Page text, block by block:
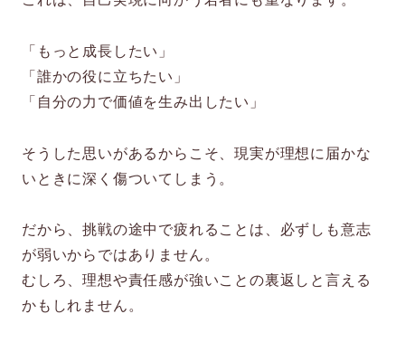
「もっと成長したい」
「誰かの役に立ちたい」
「自分の力で価値を生み出したい」
そうした思いがあるからこそ、現実が理想に届かな
いときに深く傷ついてしまう。
だから、挑戦の途中で疲れることは、必ずしも意志
が弱いからではありません。
むしろ、理想や責任感が強いことの裏返しと言える
かもしれません。